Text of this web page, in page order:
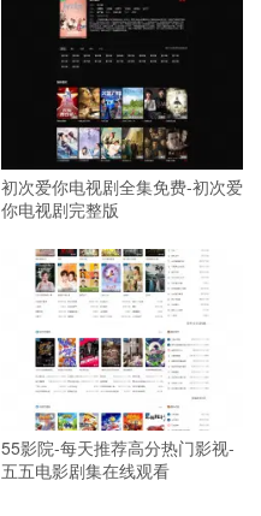
初次爱你电视剧全集免费-初次爱
你电视剧完整版
55影院-每天推荐高分热门影视-
五五电影剧集在线观看